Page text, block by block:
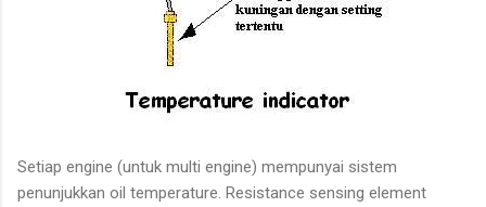
Setiap engine (untuk multi engine) mempunyai sistem
penunjukkan oil temperature. Resistance sensing element